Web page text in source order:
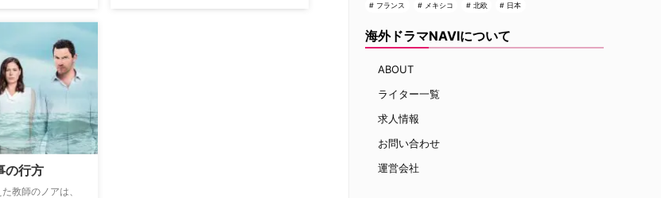
イーノック・”ナ
を主人公に、取り
在のギャング達
りなす。
行方
教師のノアは、
フランス メキシコ 北欧 日本
海外ドラマNAVIについて
ABOUT
ライター一覧
求人情報
お問い合わせ
運営会社